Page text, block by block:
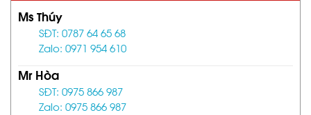
Ms Thúy
SĐT: 0787 64 65 68
Zalo: 0971 954 610
Mr Hòa
SĐT: 0975 866 987
Zalo: 0975 866 987